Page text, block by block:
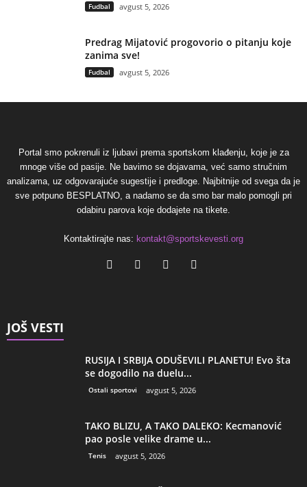
Fudbal avgust 5, 2026
Predrag Mijatović progovorio o pitanju koje
zanima sve!
Fudbal avgust 5, 2026
Portal smo pokrenuli iz ljubavi prema sportskom klađenju, koje je za
mnoge više od pasije. Ne bavimo se dojavama, već samo stručnim
analizama, uz odgovarajuće sugestije i predloge. Najbitnije od svega da je
sve potpuno BESPLATNO, a nadamo se da smo bar malo pomogli pri
odabiru parova koje dodajete na tikete.
Kontaktirajte nas: kontakt@sportskevesti.org
JOŠ VESTI
RUSIJA I SRBIJA ODUŠEVILI PLANETU! Evo šta
se dogodilo na duelu...
Ostali sportovi avgust 5, 2026
TAKO BLIZU, A TAKO DALEKO: Kecmanović
pao posle velike drame u...
Tenis avgust 5, 2026